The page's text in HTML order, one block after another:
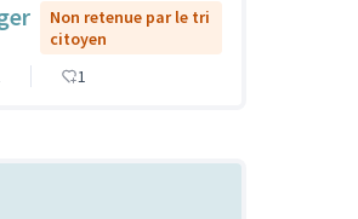
Non retenue par le tri
citoyen
1